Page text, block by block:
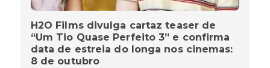
H2O Films divulga cartaz teaser de
“Um Tio Quase Perfeito 3” e confirma
data de estreia do longa nos cinemas:
8 de outubro